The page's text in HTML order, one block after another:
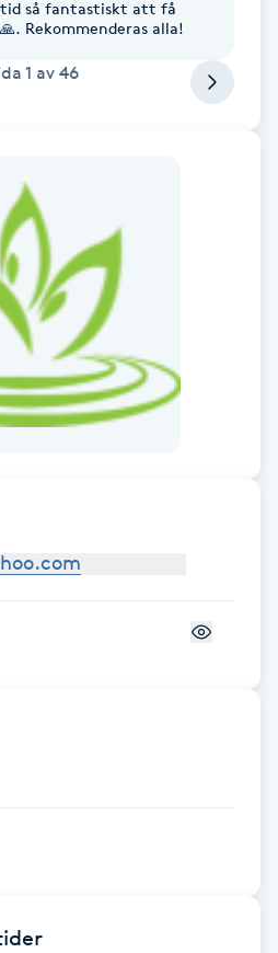
så fantastiskt att få
Rekommenderas alla!
1 av 46